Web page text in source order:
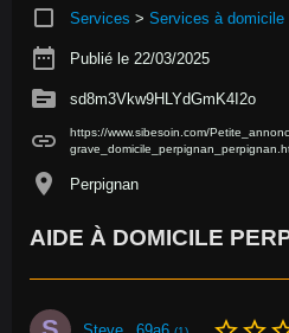
crop_square Services > Services à domicile
date_range Publié le 22/03/2025
source sd8m3Vkw9HLYdGmK4I2o
link
https://www.sibesoin.com/
location_on Perpignan
AIDE À DOMICILE